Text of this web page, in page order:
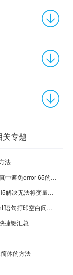
关专题
法
Keil5怎么在软件仿真中避免error 65-Keil5在软件仿真中避免error 65的方法
Keil5怎么解决无法将变量或函数Go To到定义处-Keil5解决无法将变量或函数Go To到定义处的方法
Keil5怎么解决printf语句打印空白问题-Keil5解决printf语句打印空白问题的方法
捷键汇总
体的方法